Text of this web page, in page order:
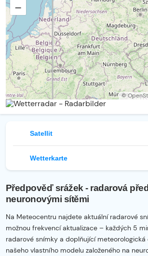
–
©
Satellit
Wetterkarte
Předpověď srážek - radarová
neuronovými sítěmi
Na Meteocentru najdete aktuální radarové
možnou frekvencí aktualizace – každých 5
radarové snímky a doplňující
našeho vlastního modelu založeného na